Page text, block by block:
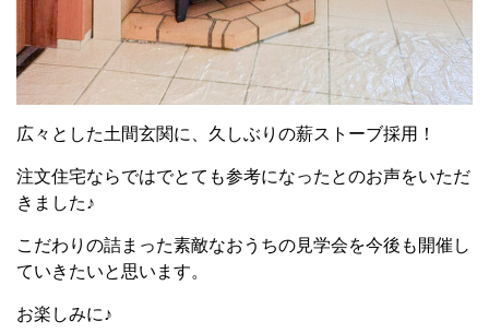
広々とした土間玄関に、久しぶりの薪ストーブ採用！
注文住宅ならではでとても参考になったとのお声をいただ
きました♪
こだわりの詰まった素敵なおうちの見学会を今後も開催し
ていきたいと思います。
お楽しみに♪